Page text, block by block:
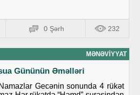
0 Şərh 232
MƏNƏVIYYAT
Gününün Əməlləri
Gecənin sonunda 4 rükət